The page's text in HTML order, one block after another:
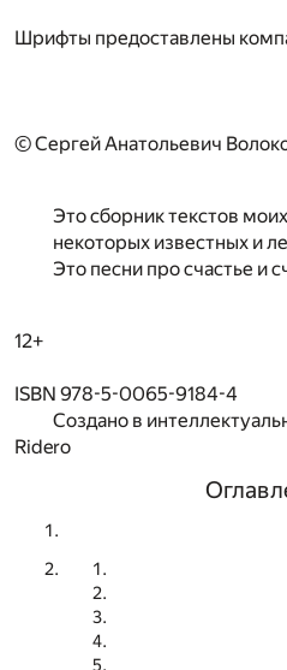
Шрифты предоставлены
© Сергей Анатольевич
Это сборник текстов
некоторых известных и
Это песни про счастье и
12+
ISBN 978-5-0065-9184-4
Создано в
Ridero